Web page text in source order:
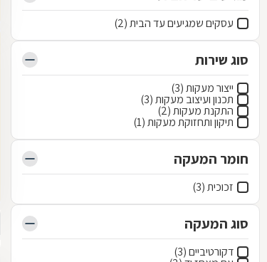
עסקים שמגיעים עד הבית (2)
סוג שירות
ייצור מעקות (3)
תכנון ועיצוב מעקות (3)
התקנת מעקות (2)
תיקון ותחזוקת מעקות (1)
חומר המעקה
זכוכית (3)
סוג המעקה
דקורטיביים (3)